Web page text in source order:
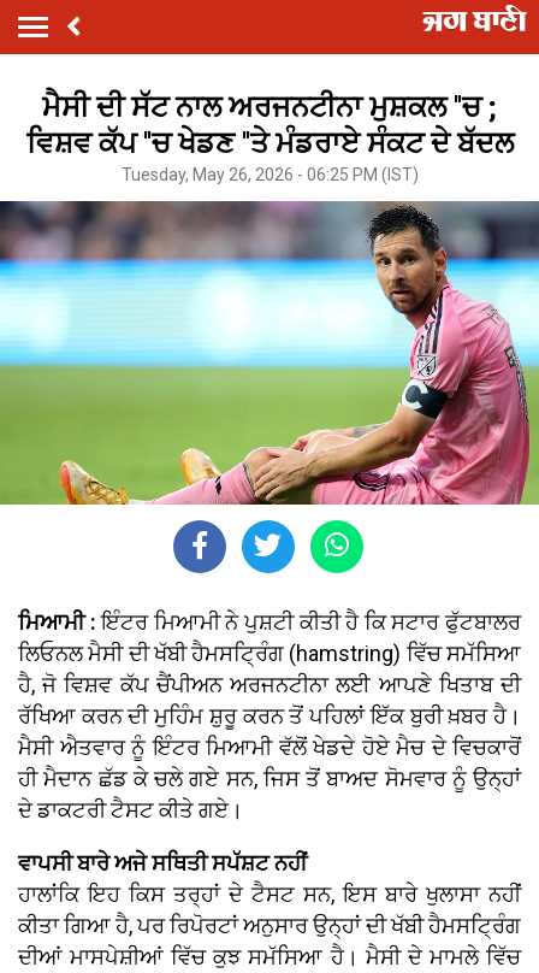
ਮੈਸੀ ਦੀ ਸੱਟ ਨਾਲ ਅਰਜਨਟੀਨਾ ਮੁਸ਼ਕਲ ''ਚ ;
ਵਿਸ਼ਵ ਕੱਪ ''ਚ ਖੇਡਣ ''ਤੇ ਮੰਡਰਾਏ ਸੰਕਟ ਦੇ ਬੱਦਲ
Tuesday, May 26, 2026 - 06:25 PM (IST)
ਮਿਆਮੀ :ਇੰਟਰ ਮਿਆਮੀ ਨੇ ਪੁਸ਼ਟੀ ਕੀਤੀ ਹੈ ਕਿ ਸਟਾਰ ਫੁੱਟਬਾਲਰ
ਲਿਓਨਲ ਮੈਸੀ ਦੀ ਖੱਬੀ ਹੈਮਸਟ੍ਰਿੰਗ (hamstring) ਵਿੱਚ ਸਮੱਸਿਆ
ਹੈ, ਜੋ ਵਿਸ਼ਵ ਕੱਪ ਚੈਂਪੀਅਨ ਅਰਜਨਟੀਨਾ ਲਈ ਆਪਣੇ ਖਿਤਾਬ ਦੀ
ਰੱਖਿਆ ਕਰਨ ਦੀ ਮੁਹਿੰਮ ਸ਼ੁਰੂ ਕਰਨ ਤੋਂ ਪਹਿਲਾਂ ਇੱਕ ਬੁਰੀ ਖ਼ਬਰ ਹੈ।
ਮੈਸੀ ਐਤਵਾਰ ਨੂੰ ਇੰਟਰ ਮਿਆਮੀ ਵੱਲੋਂ ਖੇਡਦੇ ਹੋਏ ਮੈਚ ਦੇ ਵਿਚਕਾਰੋਂ
ਹੀ ਮੈਦਾਨ ਛੱਡ ਕੇ ਚਲੇ ਗਏ ਸਨ, ਜਿਸ ਤੋਂ ਬਾਅਦ ਸੋਮਵਾਰ ਨੂੰ ਉਨ੍ਹਾਂ
ਦੇ ਡਾਕਟਰੀ ਟੈਸਟ ਕੀਤੇ ਗਏ।
ਵਾਪਸੀ ਬਾਰੇ ਅਜੇ ਸਥਿਤੀ ਸਪੱਸ਼ਟ ਨਹੀਂ
ਹਾਲਾਂਕਿ ਇਹ ਕਿਸ ਤਰ੍ਹਾਂ ਦੇ ਟੈਸਟ ਸਨ, ਇਸ ਬਾਰੇ ਖੁਲਾਸਾ ਨਹੀਂ
ਕੀਤਾ ਗਿਆ ਹੈ, ਪਰ ਰਿਪੋਰਟਾਂ ਅਨੁਸਾਰ ਉਨ੍ਹਾਂ ਦੀ ਖੱਬੀ ਹੈਮਸਟ੍ਰਿੰਗ
ਦੀਆਂ ਮਾਸਪੇਸ਼ੀਆਂ ਵਿੱਚ ਕੁਝ ਸਮੱਸਿਆ ਹੈ। ਮੈਸੀ ਦੇ ਮਾਮਲੇ ਵਿੱਚ